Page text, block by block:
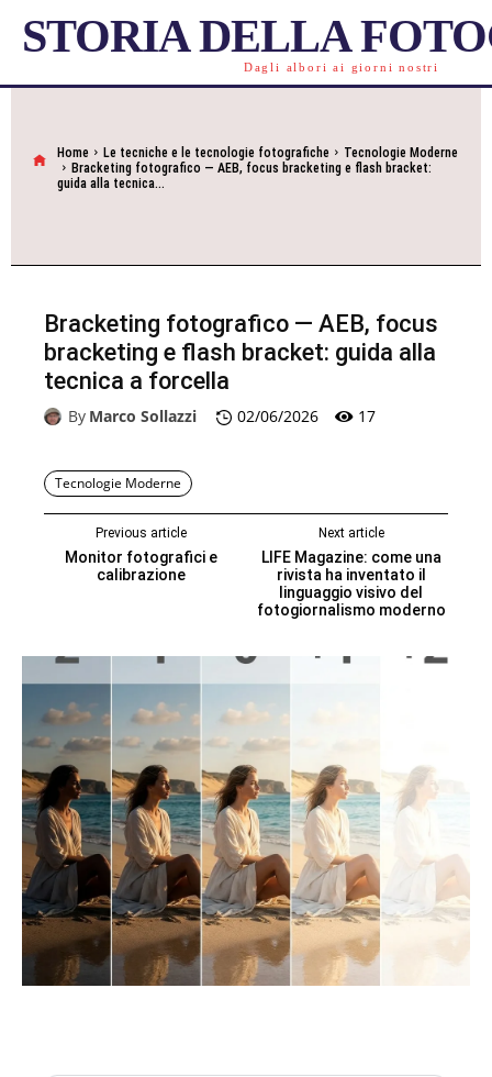
STORIA DELLA
Dagli albori ai giorni nostri
Home Le tecniche e le tecnologie fotografiche
Tecnologie Moderne
Bracketing fotografico — AEB, focus bracketing e flash bracket:
guida alla tecnica...
Bracketing fotografico — AEB, focus
bracketing e flash bracket: guida alla
tecnica a forcella
By Marco Sollazzi 02/06/2026 17
Tecnologie Moderne
Previous article
Monitor fotografici e
calibrazione
Next article
LIFE Magazine: come una
rivista ha inventato il
linguaggio visivo del
fotogiornalismo moderno